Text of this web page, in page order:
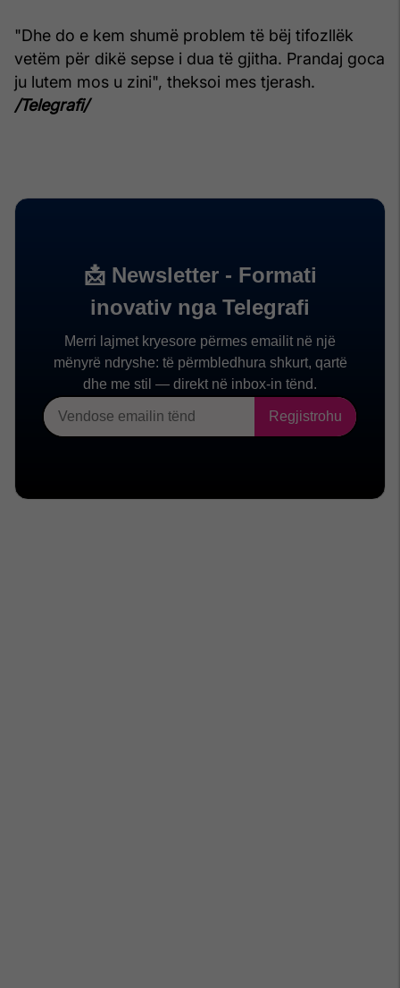
"Dhe do e kem shumë problem të bëj tifozllëk
vetëm për dikë sepse i dua të gjitha. Prandaj goca
ju lutem mos u zini", theksoi mes tjerash.
/Telegrafi/